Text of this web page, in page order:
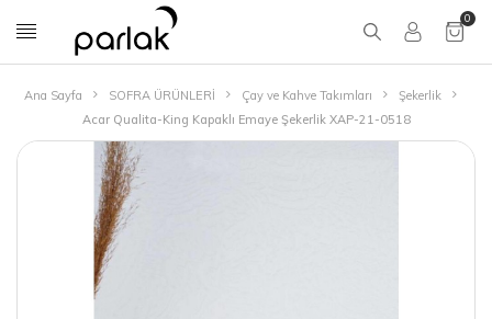
0
Ana Sayfa SOFRA ÜRÜNLERİ Çay ve Kahve Takımları
Şekerlik
Acar Qualita-King Kapaklı Emaye Şekerlik XAP-21-0518